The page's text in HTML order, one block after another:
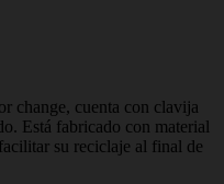
change, cuenta con clavija
Está fabricado con material
su reciclaje al final de